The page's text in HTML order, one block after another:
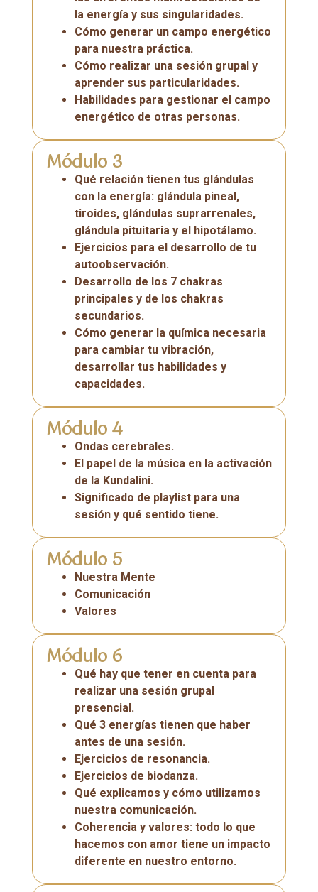
la energía y sus singularidades.
Cómo generar un campo energético
para nuestra práctica.
Cómo realizar una sesión grupal y
aprender sus particularidades.
Habilidades para gestionar el campo
energético de otras personas.
Módulo 3
Qué relación tienen tus glándulas
con la energía: glándula pineal,
tiroides, glándulas suprarrenales,
glándula pituitaria y el hipotálamo.
Ejercicios para el desarrollo de tu
autoobservación.
Desarrollo de los 7 chakras
principales y de los chakras
secundarios.
Cómo generar la química necesaria
para cambiar tu vibración,
desarrollar tus habilidades y
capacidades.
Módulo 4
Ondas cerebrales.
El papel de la música en la activación
de la Kundalini.
Significado de playlist para una
sesión y qué sentido tiene.
Módulo 5
Nuestra Mente
Comunicación
Valores
Módulo 6
Qué hay que tener en cuenta para
realizar una sesión grupal
presencial.
Qué 3 energías tienen que haber
antes de una sesión.
Ejercicios de resonancia.
Ejercicios de biodanza.
Qué explicamos y cómo utilizamos
nuestra comunicación.
Coherencia y valores: todo lo que
hacemos con amor tiene un impacto
diferente en nuestro entorno.